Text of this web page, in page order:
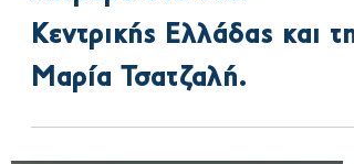
Συνέντευξη Θέμη
Χειμάρα στo Star
Κεντρικής Ελλάδας και τη